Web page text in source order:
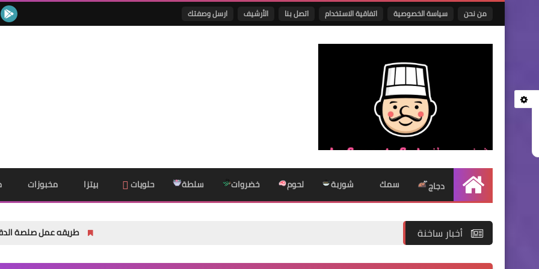
من نحن سياسة الخصوصية اتفاقية الاستخدام اتصل بنا الأرشيف ارسل وصفتك
الرئيسية
دجاج سمك شوربة لحوم خضروات سلطة حلويات بيتزا مخبوزات
أخبار ساخنة طريقه عمل صلصة الدقوس